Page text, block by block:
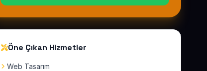
Öne Çıkan Hizmetler
Web Tasarım